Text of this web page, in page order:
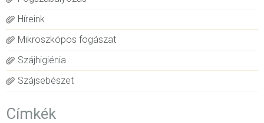
Híreink
Mikroszkópos fogászat
Szájhigiénia
Szájsebészet
Címkék